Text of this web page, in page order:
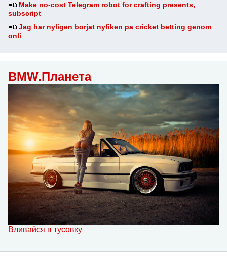
Make no-cost Telegram robot for crafting presents,
subscript
Jag har nyligen borjat nyfiken pa cricket betting genom
onli
BMW.Планета
Вливайся в тусовку